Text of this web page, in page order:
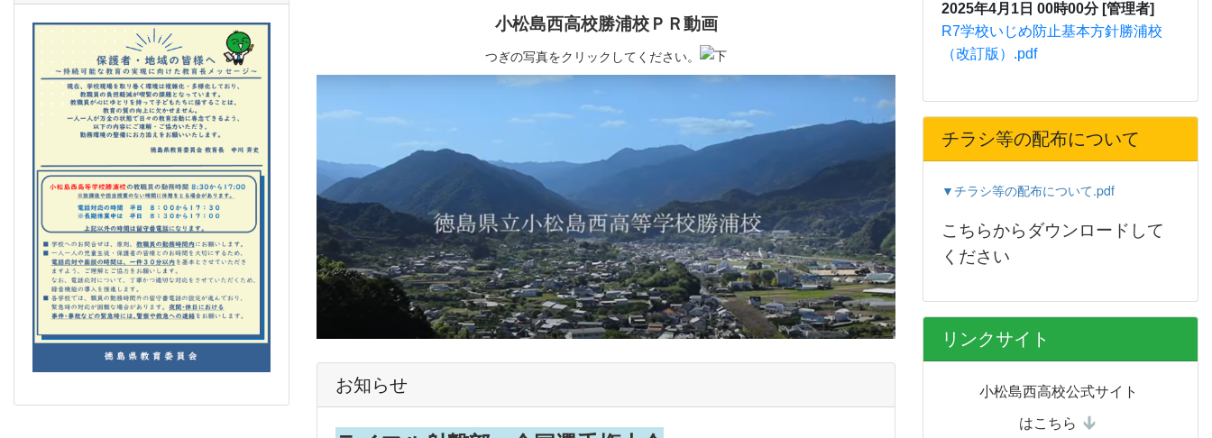
小松島西高校勝浦校ＰＲ動画
つぎの写真をクリックしてください。
お知らせ
2025年4月1日 00時00分 [管理者]
R7学校いじめ防止基本方針勝浦校
（改訂版）.pdf
チラシ等の配布について
▼チラシ等の配布について.pdf
こちらからダウンロードして
ください
リンクサイト
小松島西高校公式サイト
はこちら